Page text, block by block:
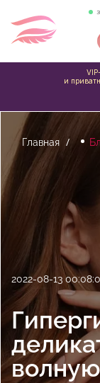
Главная
2022-08-13
и